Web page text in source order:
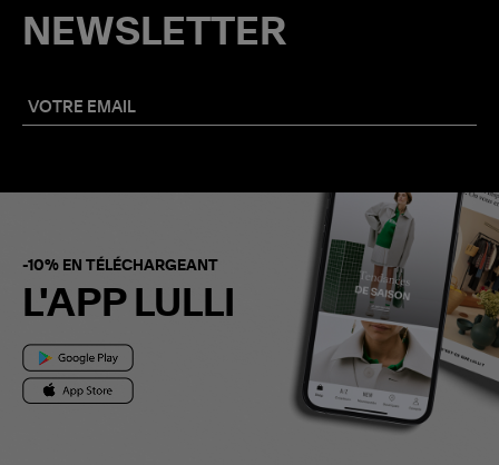
NEWSLETTER
-10% EN TÉLÉCHARGEANT
L'APP LULLI